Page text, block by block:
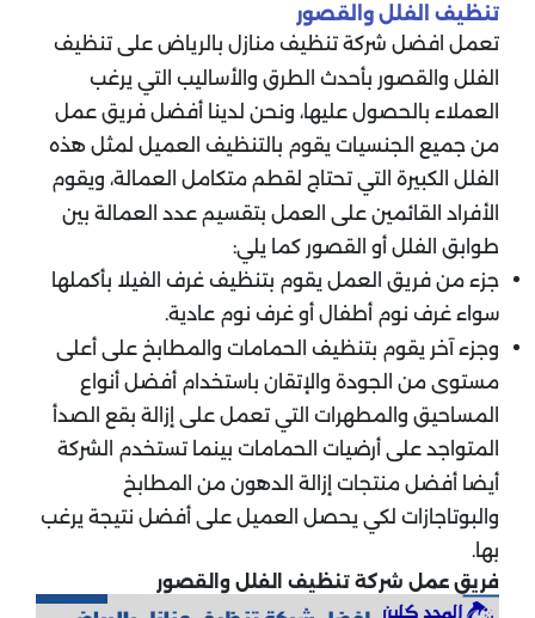
تنظيف الفلل والقصور
تعمل افضل شركة تنظيف منازل بالرياض على تنظيف
الفلل والقصور بأحدث الطرق والأساليب التي يرغب
العملاء بالحصول عليها، ونحن لدينا أفضل فريق عمل
من جميع الجنسيات يقوم بالتنظيف العميل لمثل هذه
الفلل الكبيرة التي تحتاج لقطم متكامل العمالة، ويقوم
الأفراد القائمين على العمل بتقسيم عدد العمالة بين
طوابق الفلل أو القصور كما يلي:
جزء من فريق العمل يقوم بتنظيف غرف الفيلا بأكملها
سواء غرف نوم أطفال أو غرف نوم عادية.
وجزء آخر يقوم بتنظيف الحمامات والمطابخ على أعلى
مستوى من الجودة والإتقان باستخدام أفضل أنواع
المساحيق والمطهرات التي تعمل على إزالة بقع الصدأ
المتواجد على أرضيات الحمامات بينما تستخدم الشركة
أيضا أفضل منتجات إزالة الدهون من المطابخ
والبوتاجازات لكي يحصل العميل على أفضل نتيجة يرغب
بها.
فريق عمل شركة تنظيف الفلل والقصور